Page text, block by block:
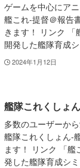
ゲームを中心にア
艦これ-提督＠報告
きます！ リンク
開発した艦隊育成
2024年1月12日
艦隊これくしょ
多数のユーザーか
艦隊これくしょん-
ます！ リンク 「
発した艦隊育成シ